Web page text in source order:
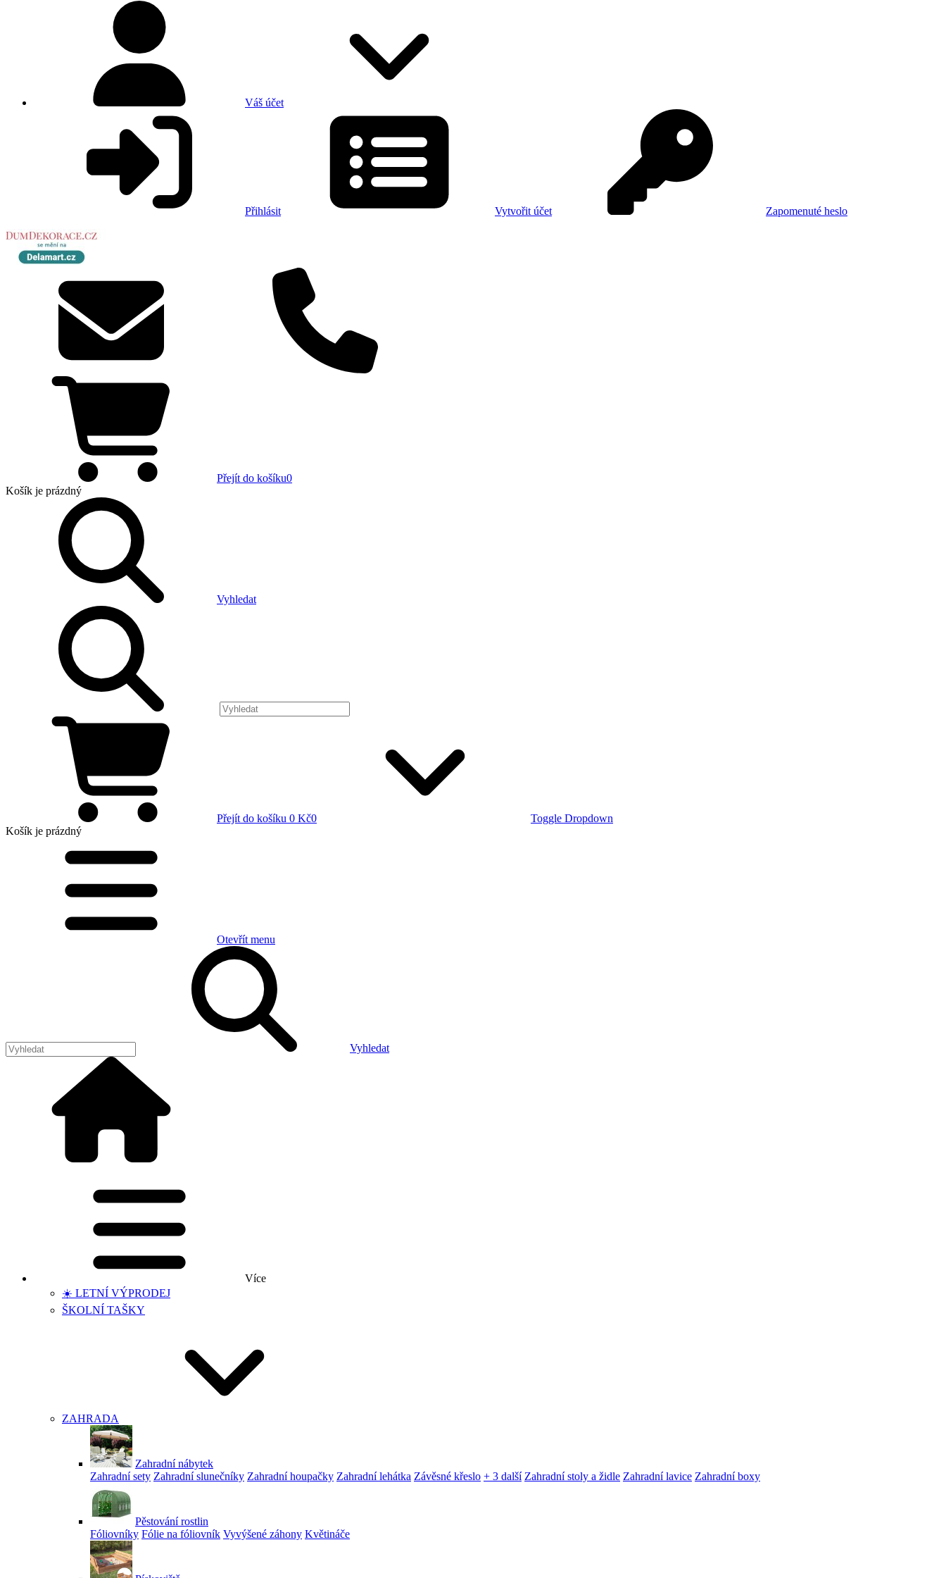
Váš účet
Přihlásit Vytvořit účet Zapomenuté heslo
Přejít do košíku0
Košík je prázdný
Vyhledat
Přejít do košíku 0 Kč0
Toggle Dropdown
Košík je prázdný
Otevřít menu
Vyhledat
Více
☀️ LETNÍ VÝPRODEJ
ŠKOLNÍ TAŠKY
ZAHRADA
Zahradní nábytek
Zahradní sety Zahradní slunečníky Zahradní houpačky Zahradní lehátka Závěsné křeslo + 3 další Zahradní stoly a židle Zahradní lavice Zahradní boxy
Pěstování rostlin
Fóliovníky Fólie na fóliovník Vyvýšené záhony Květináče